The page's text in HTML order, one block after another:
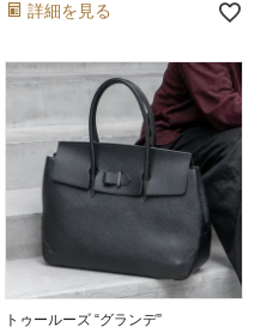
詳細を見る
トゥールーズ “グランデ”